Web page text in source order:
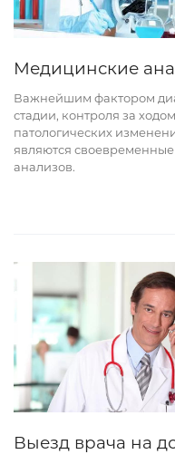
Медицинские
Важнейшим фактором
стадии, контроля за
патологических
являются
анализов.
Выезд врача на